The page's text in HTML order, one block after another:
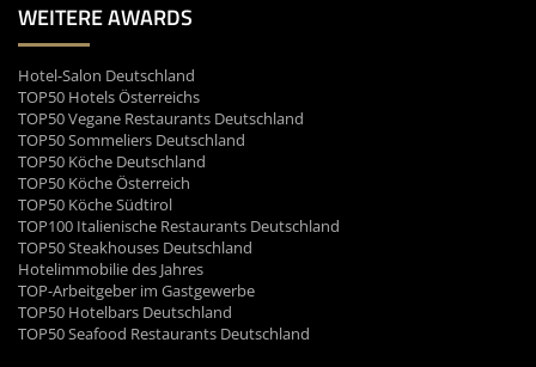
WEITERE AWARDS
Hotel-Salon Deutschland
TOP50 Hotels Österreichs
TOP50 Vegane Restaurants Deutschland
TOP50 Sommeliers Deutschland
TOP50 Köche Deutschland
TOP50 Köche Österreich
TOP50 Köche Südtirol
TOP100 Italienische Restaurants Deutschland
TOP50 Steakhouses Deutschland
Hotelimmobilie des Jahres
TOP-Arbeitgeber im Gastgewerbe
TOP50 Hotelbars Deutschland
TOP50 Seafood Restaurants Deutschland